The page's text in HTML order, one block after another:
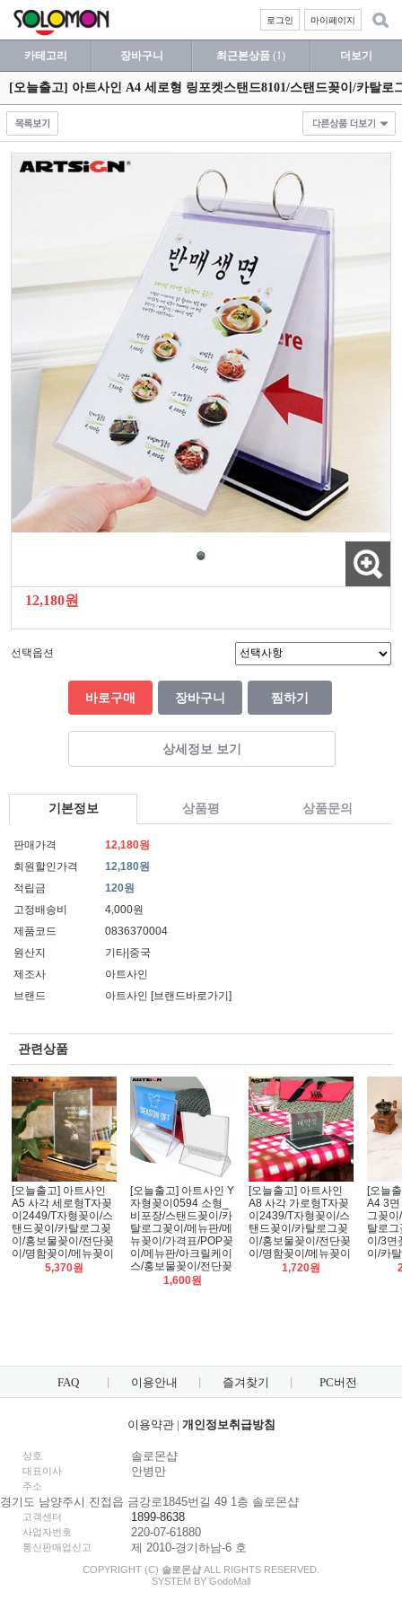
마이페이지
로그인
카테고리 장바구니 최근본상품 (1) 더보기
[오늘출고] 아트사인 A4 세로형 링포켓스탠드8101/스탠드꽂이/카탈
12,180원
선택옵션
바로구매 장바구니 찜하기
상세정보 보기
기본정보 상품평 상품문의
판매가격
12,180원
회원할인가격
12,180원
적립금
120원
고정배송비
4,000원
제품코드
0836370004
원산지
기타|중국
제조사
아트사인
브랜드
아트사인 [브랜드바로가기]
관련상품
[오늘출고] 아트사인
A5 사각 세로형T자꽂
이2449/T자형꽂이/스
탠드꽂이/카탈로그꽂
이/홍보물꽂이/전단꽂
이/명함꽂이/메뉴꽂이
5,370원
[오늘출고] 아트사인 Y
자형꽂이0594 소형_
비포장/스탠드꽂이/카
탈로그꽂이/메뉴판/메
뉴꽂이/가격표/POP꽂
이/메뉴판/아크릴케이
스/홍보물꽂이/전단꽂
1,600원
[오늘출고] 아트사인
A8 사각 가로형T자꽂
이2439/T자형꽂이/스
탠드꽂이/카탈로그꽂
이/홍보물꽂이/전단꽂
이/명함꽂이/메뉴꽂이
1,720원
[오늘
A4 3
그꽂
탈로
이/3면
이/카
FAQ 이용안내 즐겨찾기 PC버전
이용약관| 개인정보취급방침
상호 솔로몬샵
대표이사 안병만
주소
경기도 남양주시 진접읍 금강로1845번길 49 1층 솔로몬샵
고객센터 1899-8638
사업자번호 220-07-61880
통신판매업신고 제 2010-경기하남-6 호
COPYRIGHT (C) 솔로몬샵 ALL RIGHTS RESERVED.
SYSTEM BY GodoMall